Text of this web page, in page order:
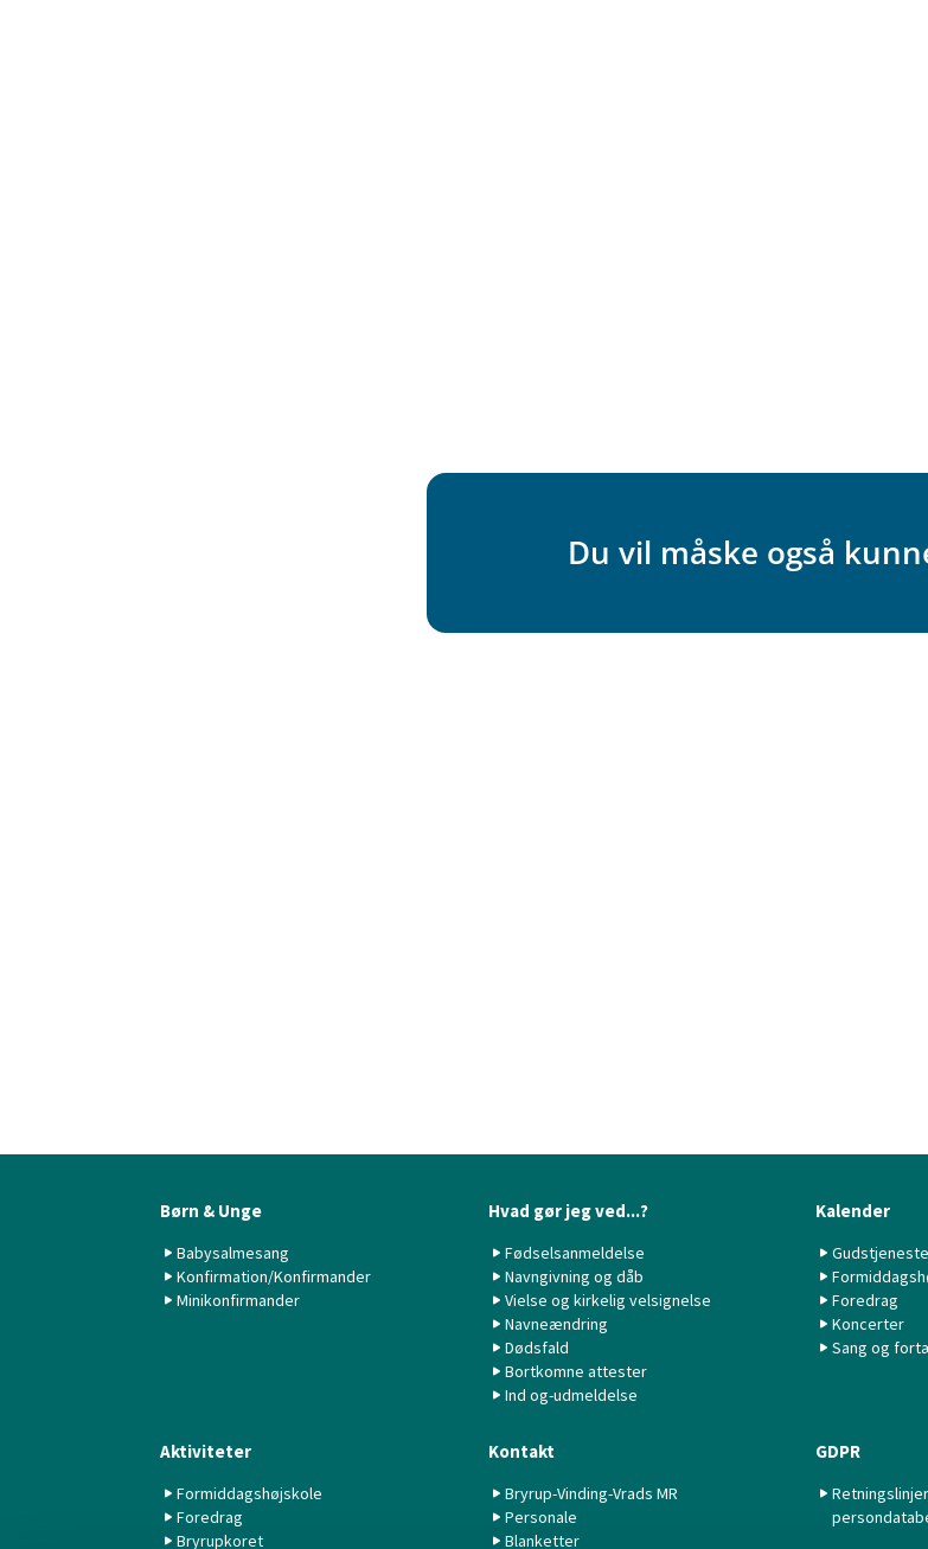
Du vil måske også
Børn & Unge
Babysalmesang
Konfirmation/Konfirmander
Minikonfirmander
Hvad gør jeg ved...?
Fødselsanmeldelse
Navngivning og dåb
Vielse og kirkelig velsignelse
Navneændring
Dødsfald
Bortkomne attester
Ind og-udmeldelse
Kalender
Foredrag
Koncerter
Sang og
Aktiviteter
Formiddagshøjskole
Foredrag
Bryrupkoret
Kontakt
Bryrup-Vinding-Vrads MR
Personale
Blanketter
GDPR